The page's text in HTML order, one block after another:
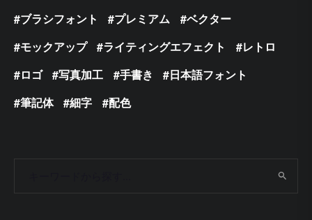
ブラシフォント
プレミアム
ベクター
モックアップ
ライティングエフェクト
レトロ
ロゴ
写真加工 手書き
日本語フォント
筆記体
細字 配色